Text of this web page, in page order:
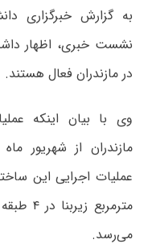
به گزارش خبرگزاری
در مازندران فعال هستند.
وی با بیان اینکه
مازندران از شهریور
می‌رسد.